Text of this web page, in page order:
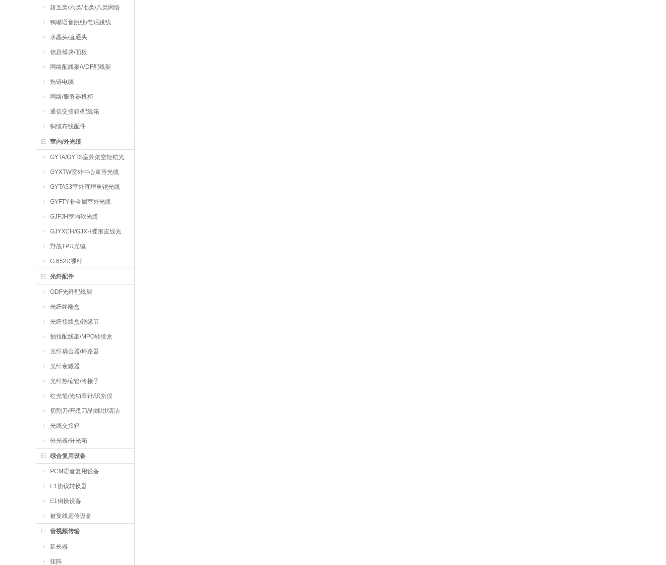
超五类/六类/七类/八类网络
跳线
鸭嘴语音跳线/电话跳线
水晶头/直通头
信息模块/面板
网络配线架/VDF配线架
拖链电缆
网络/服务器机柜
通信交接箱/配线箱
铜缆布线配件
室内/外光缆
GYTA/GYTS室外架空轻铠光
缆
GYXTW室外中心束管光缆
GYTA53室外直埋重铠光缆
GYFTY非金属室外光缆
GJFJH室内软光缆
GJYXCH/GJXH蝶形皮线光
缆
野战TPU光缆
G.652D裸纤
光纤配件
ODF光纤配线架
光纤终端盒
光纤接续盒/绝缘节
抽拉配线架/MPO转接盒
光纤耦合器/环路器
光纤衰减器
光纤热缩管/冷接子
红光笔/光功率计/识别仪
切割刀/开缆刀/剥线钳/清洁
工具
光缆交接箱
分光器/分光箱
综合复用设备
PCM语音复用设备
E1协议转换器
E1倒换设备
被复线远传设备
音视频传输
延长器
矩阵